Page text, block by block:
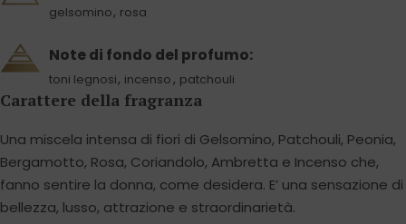
gelsomino, rosa
Note di fondo del profumo:
toni legnosi, incenso, patchouli
Carattere della fragranza
Una miscela intensa di fiori di Gelsomino, Patchouli, Peonia,
Bergamotto, Rosa, Coriandolo, Ambretta e Incenso che,
fanno sentire la donna, come desidera. E’ una sensazione di
bellezza, lusso, attrazione e straordinarietà.